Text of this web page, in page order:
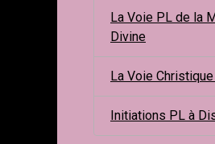
La Voie PL de la
Divine
La Voie
Initiations PL à